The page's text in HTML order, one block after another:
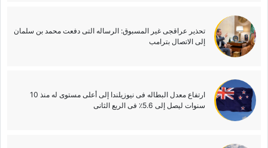
تحذیر عراقجی غیر المسبوق: الرساله التی دفعت محمد بن سلمان
إلى الاتصال بترامب
ارتفاع معدل البطاله فی نیوزیلندا إلى أعلى مستوى له منذ 10
سنوات لیصل إلى 5.6٪ فی الربع الثانی